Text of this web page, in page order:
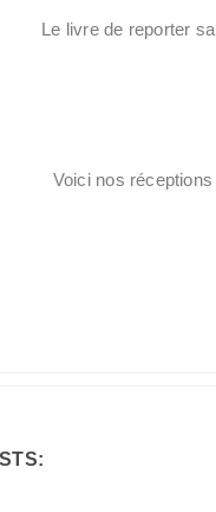
Le livre de reporter
Voici nos